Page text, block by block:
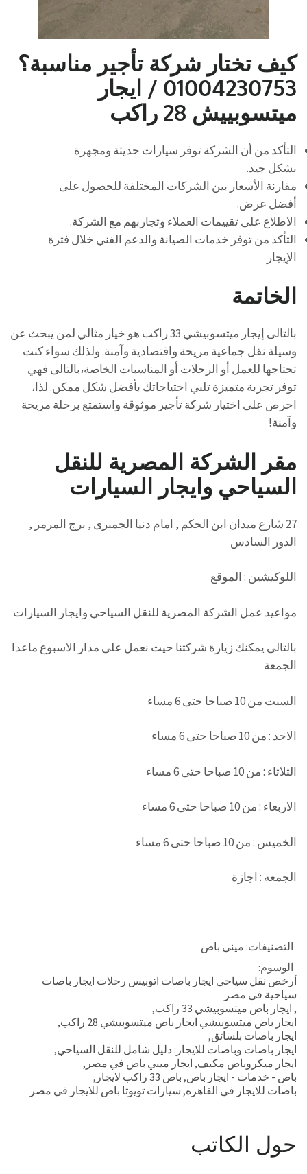
كيف تختار شركة تأجير مناسبة؟
01004230753 / ايجار
ميتسوبييش 28 راكب
التأكد من أن الشركة توفر سيارات حديثة ومجهزة
بشكل جيد.
مقارنة الأسعار بين الشركات المختلفة للحصول على
أفضل عرض.
الاطلاع على تقييمات العملاء وتجاربهم مع الشركة.
التأكد من توفر خدمات الصيانة والدعم الفني خلال فترة
الإيجار
الخاتمة
بالتالى إيجار ميتسوبيشي 33 راكب هو خيار مثالي لمن يبحث عن
وسيلة نقل جماعية مريحة واقتصادية وآمنة. ولذلك سواء كنت
تحتاجها للعمل أو الرحلات أو المناسبات الخاصة،بالتالى فهي
توفر تجربة متميزة تلبي احتياجاتك بأفضل شكل ممكن. لذا،
احرص على اختيار شركة تأجير موثوقة واستمتع برحلة مريحة
وآمنة!
مقر الشركة المصرية للنقل
السياحي وايجار السيارات
27 شارع ميدان ابن الحكم , امام دنيا الجمبرى , برج المرمر ,
الدور السادس
اللوكيشين : الموقع
مواعيد عمل الشركة المصرية للنقل السياحي وايجار السيارات
بالتالى يمكنك زيارة شركتنا حيث نعمل على مدار الاسبوع ماعدا
الجمعة
السبت من 10 صباحا حتى 6 مساء
الاحد : من 10 صباحا حتى 6 مساء
الثلاثاء : من 10 صباحا حتى 6 مساء
الاربعاء : من 10 صباحا حتى 6 مساء
الخميس : من 10 صباحا حتى 6 مساء
الجمعه : اجازة
التصنيفات: ميني باص
الوسوم:
أرخص نقل سياحي ايجار باصات اتوبيس رحلات ايجار باصات
سياحية فى مصر
, ايجار باص ميتسوبيشي 33 راكب
,
ايجار باص ميتسوبيشي ايجار باص ميتسوبيشي 28 راكب
,
ايجار باصات بلسائق,
ايجار باصات وباصات للايجار: دليل شامل للنقل السياحي,
ايجار ميكروباص مكيف, ايجار ميني باص في مصر ,
باص - خدمات - ايجار باص, باص 33 راكب لايجار
,
باصات للايجار في القاهره, سيارات تويوتا باص للايجار في مصر
حول الكاتب